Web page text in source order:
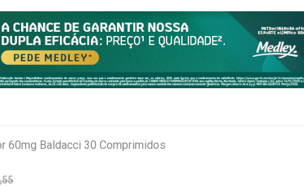
60mg Baldacci 30 Comprimidos